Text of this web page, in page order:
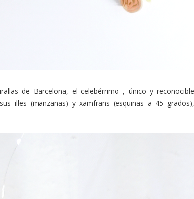
de Barcelona, el celebérrimo , único y reconocible
illes (manzanas) y xamfrans (esquinas a 45 grados),